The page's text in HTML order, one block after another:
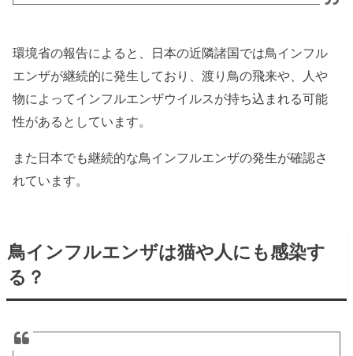
環境省の報告によると、日本の近隣諸国では鳥インフル
エンザが継続的に発生しており、渡り鳥の飛来や、人や
物によってインフルエンザウイルスが持ち込まれる可能
性があるとしています。
また日本でも継続的な鳥インフルエンザの発生が確認さ
れています。
鳥インフルエンザは猫や人にも感染す
る？